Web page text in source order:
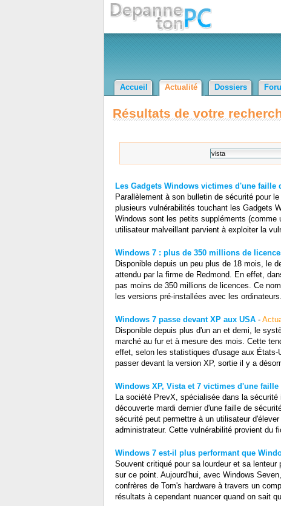
Accueil Actualité Dossiers
Résultats de votre
Les Gadgets Windows victimes d'une faille
Parallèlement à son bulletin de sécurité pour
plusieurs vulnérabilités touchant les Gadgets
Windows sont les petits suppléments
utilisateur malveillant parvient à exploiter la
Windows 7 : plus de 350 millions de
Disponible depuis un peu plus de 18 mois, le
attendu par la firme de Redmond. En effet,
pas moins de 350 millions de licences. Ce
les versions pré-installées avec les
Windows 7 passe devant XP aux USA-
Disponible depuis plus d'un an et demi, le
marché au fur et à mesure des mois. Cette
effet, selon les statistiques d'usage aux
passer devant la version XP, sortie il y a
Windows XP, Vista et 7 victimes d'une faille
La société PrevX, spécialisée dans la
découverte mardi dernier d'une faille de
sécurité peut permettre à un utilisateur
administrateur. Cette vulnérabilité provient du
Windows 7 est-il plus performant que
Souvent critiqué pour sa lourdeur et sa
sur ce point. Aujourd'hui, avec Windows
confrères de Tom's hardware à travers un
résultats à cependant nuancer quand on sait